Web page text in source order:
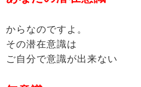
からなのですよ。
その潜在意識は
ご自分で意識が出来ない